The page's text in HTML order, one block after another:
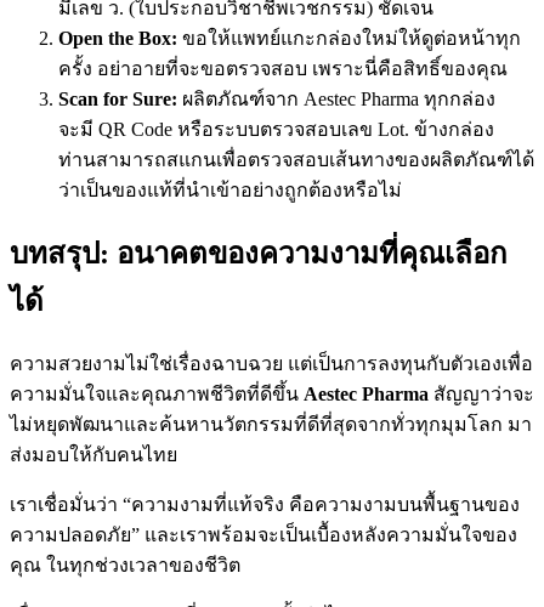
มีเลข ว. (ใบประกอบวิชาชีพเวชกรรม) ชัดเจน
Open the Box: ขอให้แพทย์แกะกล่องใหม่ให้ดูต่อหน้าทุก
ครั้ง อย่าอายที่จะขอตรวจสอบ เพราะนี่คือสิทธิ์ของคุณ
Scan for Sure: ผลิตภัณฑ์จาก Aestec Pharma ทุกกล่อง
จะมี QR Code หรือระบบตรวจสอบเลข Lot. ข้างกล่อง
ท่านสามารถสแกนเพื่อตรวจสอบเส้นทางของผลิตภัณฑ์ได้
ว่าเป็นของแท้ที่นำเข้าอย่างถูกต้องหรือไม่
บทสรุป: อนาคตของความงามที่คุณเลือก
ได้
ความสวยงามไม่ใช่เรื่องฉาบฉวย แต่เป็นการลงทุนกับตัวเองเพื่อ
ความมั่นใจและคุณภาพชีวิตที่ดีขึ้น Aestec Pharma สัญญาว่าจะ
ไม่หยุดพัฒนาและค้นหานวัตกรรมที่ดีที่สุดจากทั่วทุกมุมโลก มา
ส่งมอบให้กับคนไทย
เราเชื่อมั่นว่า “ความงามที่แท้จริง คือความงามบนพื้นฐานของ
ความปลอดภัย” และเราพร้อมจะเป็นเบื้องหลังความมั่นใจของ
คุณ ในทุกช่วงเวลาของชีวิต